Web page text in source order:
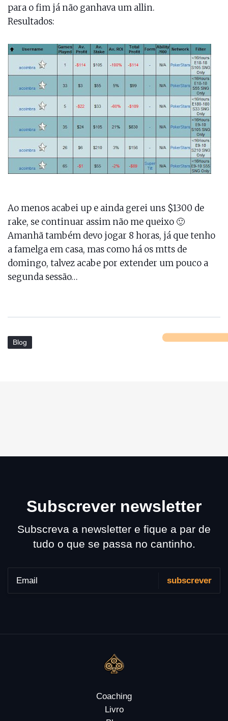
para o fim já não ganhava um allin.
Resultados:
Ao menos acabei up e ainda gerei uns $1300 de
rake, se continuar assim não me queixo 🙂
Amanhã também devo jogar 8 horas, já que tenho
a famelga em casa, mas como há os mtts de
domingo, talvez acabe por extender um pouco a
segunda sessão…
Blog
Subscrever newsletter
Subscreva a newsletter e fique a par de
tudo o que se passa no cantinho.
Coaching
Livro